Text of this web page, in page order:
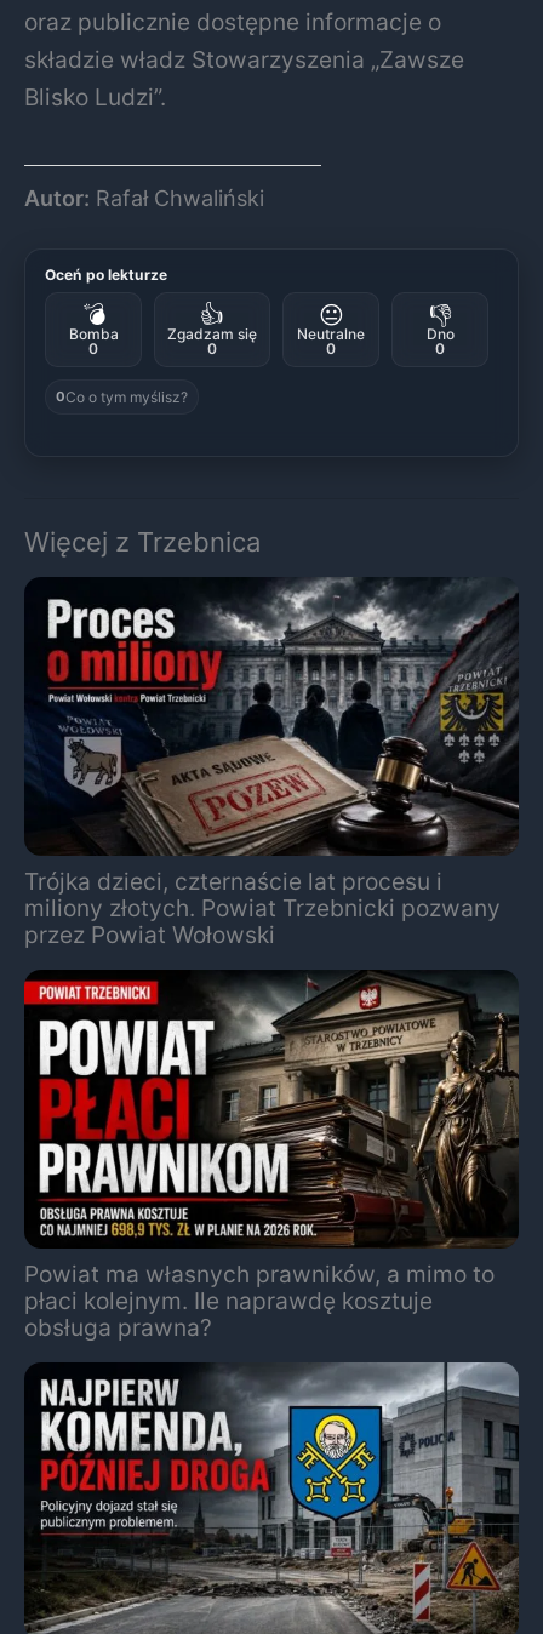
oraz publicznie dostępne informacje o
składzie władz Stowarzyszenia „Zawsze
Blisko Ludzi”.
Autor: Rafał Chwaliński
Oceń po lekturze
💣
Bomba
0
👍
Zgadzam się
0
😐
Neutralne
0
👎
Dno
0
0Co o tym myślisz?
Więcej z Trzebnica
Trójka dzieci, czternaście lat procesu i
miliony złotych. Powiat Trzebnicki pozwany
przez Powiat Wołowski
Powiat ma własnych prawników, a mimo to
płaci kolejnym. Ile naprawdę kosztuje
obsługa prawna?